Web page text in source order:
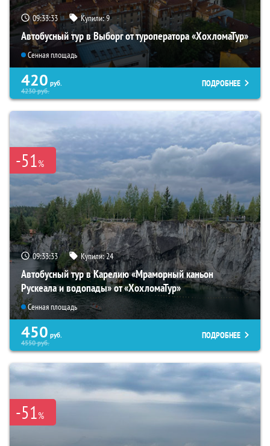
09:33:31 Купили:9
Автобусный тур в Выборг от туроператора «ХохломаТур»
Сенная площадь
420 руб.
4230руб.
ПОДРОБНЕЕ
-51%
09:33:31 Купили:24
Автобусный тур в Карелию «Мраморный каньон
Рускеала и водопады» от «ХохломаТур»
Сенная площадь
450 руб.
4550руб.
ПОДРОБНЕЕ
-51%